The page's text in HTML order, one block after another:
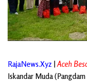
RajaNews.Xyz |Aceh
Iskandar Muda